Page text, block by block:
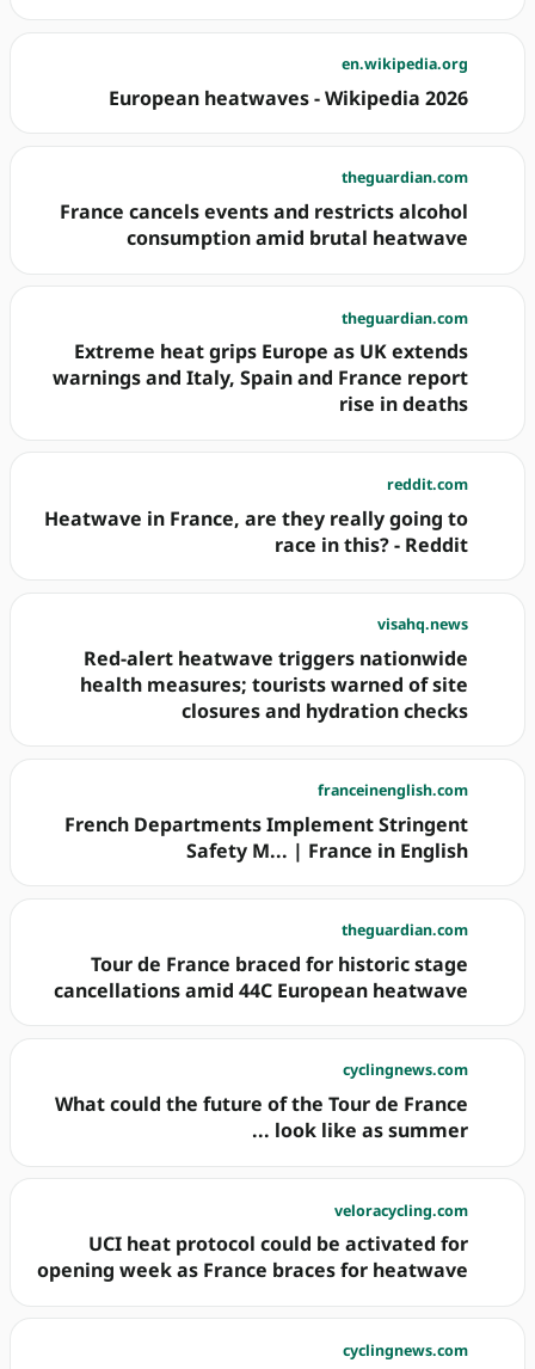
en.wikipedia.org
2026 European heatwaves - Wikipedia
theguardian.com
France cancels events and restricts alcohol
consumption amid brutal heatwave
theguardian.com
Extreme heat grips Europe as UK extends
warnings and Italy, Spain and France report
rise in deaths
reddit.com
Heatwave in France, are they really going to
race in this? - Reddit
visahq.news
Red-alert heatwave triggers nationwide
health measures; tourists warned of site
closures and hydration checks
franceinenglish.com
French Departments Implement Stringent
Safety M... | France in English
theguardian.com
Tour de France braced for historic stage
cancellations amid 44C European heatwave
cyclingnews.com
What could the future of the Tour de France
look like as summer ...
veloracycling.com
UCI heat protocol could be activated for
opening week as France braces for heatwave
cyclingnews.com